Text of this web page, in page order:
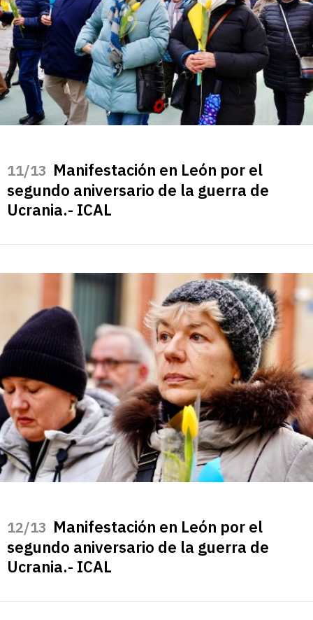
/13 Manifestación en León por el
segundo aniversario de la guerra de
Ucrania.- ICAL
/13 Manifestación en León por el
segundo aniversario de la guerra de
Ucrania.- ICAL